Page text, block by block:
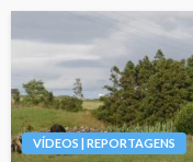
VÍDEOS | REPORTAGENS